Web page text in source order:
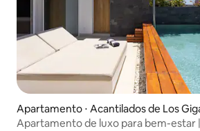
Apartamento ⋅ Acantilados de Los
Apartamento de luxo para bem-estar